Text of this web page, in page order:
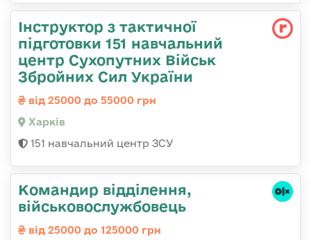
Інструктор з тактичної
підготовки 151 навчальний
центр Сухопутних Військ
Збройних Сил України
від 25000 до 55000 грн
Харків
151 навчальний центр ЗСУ
Командир відділення,
військовослужбовець
від 25000 до 125000 грн